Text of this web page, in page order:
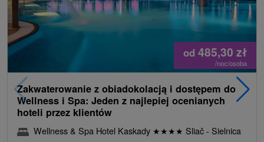
od 485,30 zł
/noc/osoba
Zakwaterowanie z obiadokolacją i dostępem do
Wellness i Spa: Jeden z najlepiej ocenianych
hoteli przez klientów
Wellness & Spa Hotel Kaskady ★★★★ Sliač - Sielnica